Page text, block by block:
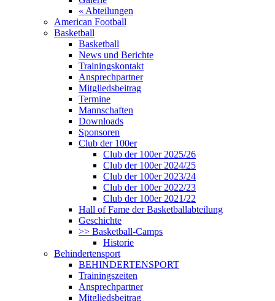
« Abteilungen
American Football
Basketball
Basketball
News und Berichte
Trainingskontakt
Ansprechpartner
Mitgliedsbeitrag
Termine
Mannschaften
Downloads
Sponsoren
Club der 100er
Club der 100er 2025/26
Club der 100er 2024/25
Club der 100er 2023/24
Club der 100er 2022/23
Club der 100er 2021/22
Hall of Fame der Basketballabteilung
Geschichte
>> Basketball-Camps
Historie
Behindertensport
BEHINDERTENSPORT
Trainingszeiten
Ansprechpartner
Mitgliedsbeitrag